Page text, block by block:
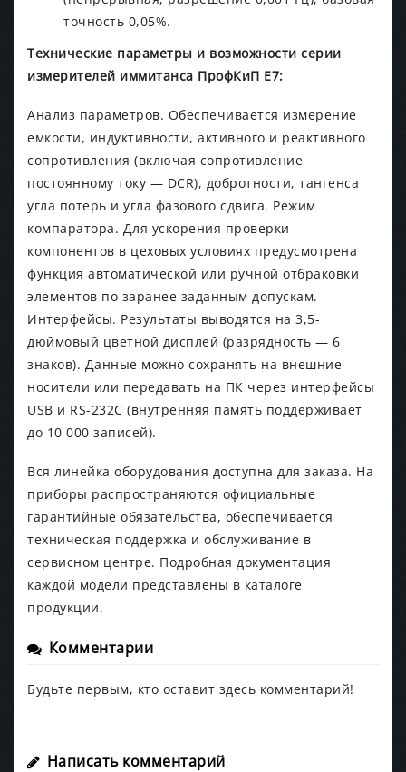
точность 0,05%.
Технические параметры и возможности серии
измерителей иммитанса ПрофКиП Е7:
Анализ параметров. Обеспечивается измерение
емкости, индуктивности, активного и реактивного
сопротивления (включая сопротивление
постоянному току — DCR), добротности, тангенса
угла потерь и угла фазового сдвига. Режим
компаратора. Для ускорения проверки
компонентов в цеховых условиях предусмотрена
функция автоматической или ручной отбраковки
элементов по заранее заданным допускам.
Интерфейсы. Результаты выводятся на 3,5-
дюймовый цветной дисплей (разрядность — 6
знаков). Данные можно сохранять на внешние
носители или передавать на ПК через интерфейсы
USB и RS-232C (внутренняя память поддерживает
до 10 000 записей).
Вся линейка оборудования доступна для заказа. На
приборы распространяются официальные
гарантийные обязательства, обеспечивается
техническая поддержка и обслуживание в
сервисном центре. Подробная документация
каждой модели представлены в каталоге
продукции.
Комментарии
Будьте первым, кто оставит здесь комментарий!
Написать комментарий